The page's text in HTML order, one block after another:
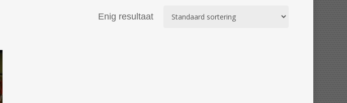
Enig resultaat